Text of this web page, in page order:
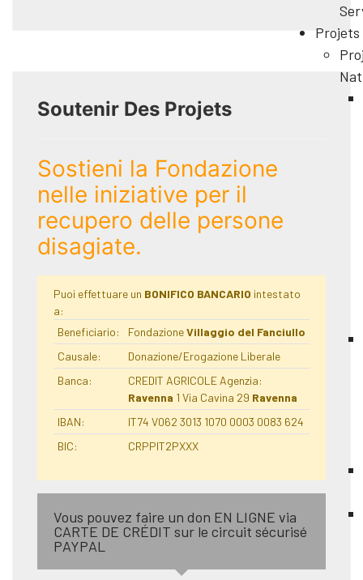
Projets
Soutenir Des Projets
Sostieni la Fondazione
nelle iniziative per il
recupero delle persone
disagiate.
Puoi effettuare un BONIFICO BANCARIO intestato
a:
Beneficiario:
FondazioneVillaggio del Fanciullo
Causale:
Donazione/Erogazione Liberale
Banca:
CREDIT AGRICOLE Agenzia:
Ravenna 1 Via Cavina 29 Ravenna
IBAN:
IT74 V062 3013 1070 0003 0083 624
BIC:
CRPPIT2PXXX
Vous pouvez faire un don EN LIGNE via
CARTE DE CRÉDIT sur le circuit sécurisé
PAYPAL